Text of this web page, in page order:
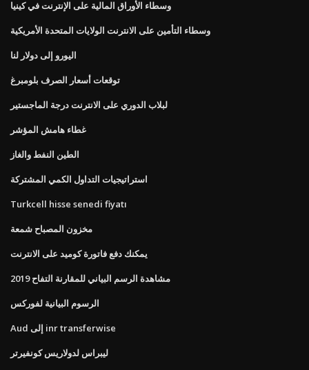
وسطاء الأوراق المالية على الإنترنت في كينيا
وسطاء التأمين على الانترنت الولايات المتحدة الأمريكية
اليورو إلى دولار لنا
توقعات أسعار الصرف بلومبرغ
لبلاب الدوري على الانترنت درجة الماجستير
غطاء هامش المؤشر
الطين النفط والغاز
استراتيجيات التداول الكمي المشتركة
Turkcell hisse senedi fiyatı
مخزون المصباح شمعة
يمكنك دفع فاتورة كوميد على الانترنت
مشاهدة الرسم البياني للمقارنة التفاح 2019
الرسوم البيانية لفوركس
Aud إلى inr transferwise
ليبراس لدولاريس كونفيرتر